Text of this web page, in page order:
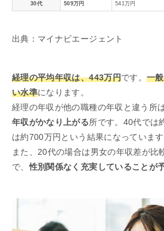
30代 509万円 541万円
出典：マイナビエージェント
経理の平均年収は、443万円です。 一
い水準になります。
経理の年収が他の職種の年収と違う所は
年収がかなり上がる所です。40代では
は約700万円という結果になっています
また、20代の場合は男女の年収差が比
で、性別関係なく充実していることが